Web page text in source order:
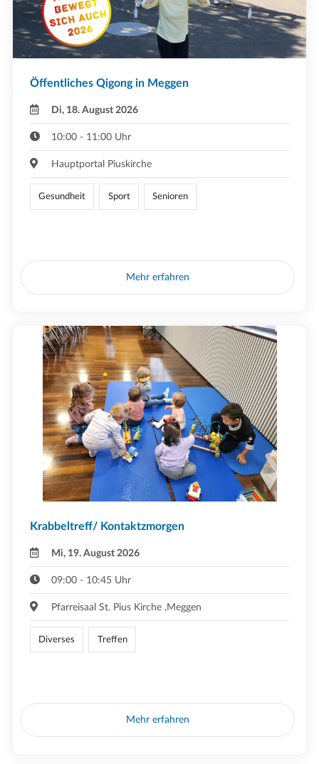
Öffentliches Qigong in Meggen
Di, 18. August 2026
10:00 - 11:00 Uhr
Hauptportal Piuskirche
Gesundheit Sport Senioren
Mehr erfahren
Krabbeltreff/ Kontaktzmorgen
Mi, 19. August 2026
09:00 - 10:45 Uhr
Pfarreisaal St. Pius Kirche ,Meggen
Diverses Treffen
Mehr erfahren